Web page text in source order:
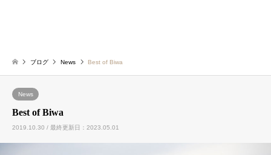
ブログ News Best of Biwa
News
Best of Biwa
2019.10.30 / 最終更新日：2023.05.01